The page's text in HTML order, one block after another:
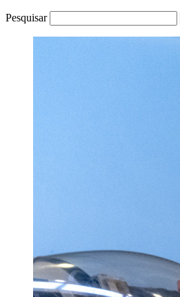
Pesquisar